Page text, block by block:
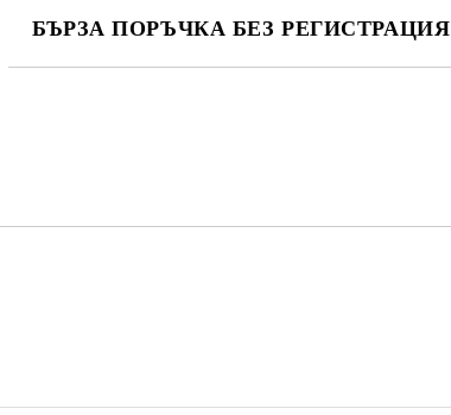
БЪРЗА ПОРЪЧКА БЕЗ РЕГИСТРАЦИЯ